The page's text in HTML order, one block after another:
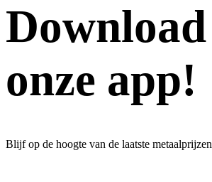
Download
onze app!
Blijf op de hoogte van de laatste metaalprijzen